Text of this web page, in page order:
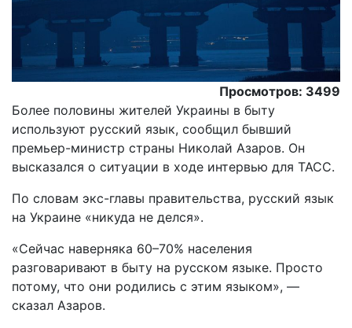
Просмотров: 3499
Более половины жителей Украины в быту
используют русский язык, сообщил бывший
премьер-министр страны Николай Азаров. Он
высказался о ситуации в ходе интервью для ТАСС.
По словам экс-главы правительства, русский язык
на Украине «никуда не делся».
«Сейчас наверняка 60–70% населения
разговаривают в быту на русском языке. Просто
потому, что они родились с этим языком», —
сказал Азаров.